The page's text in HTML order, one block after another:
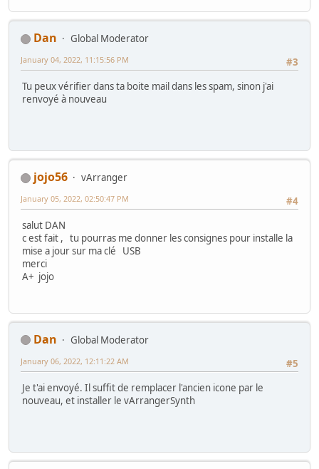
Dan
Global Moderator
#3
January 04, 2022, 11:15:56 PM
Tu peux vérifier dans ta boite mail dans les spam, sinon j'ai
renvoyé à nouveau
jojo56
vArranger
#4
January 05, 2022, 02:50:47 PM
salut DAN
c est fait , tu pourras me donner les consignes pour installe la
mise a jour sur ma clé USB
merci
A+ jojo
Dan
Global Moderator
#5
January 06, 2022, 12:11:22 AM
Je t'ai envoyé. Il suffit de remplacer l'ancien icone par le
nouveau, et installer le vArrangerSynth